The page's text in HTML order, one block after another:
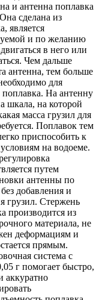
и антенна поплавка
сделана из
является
и по желанию
в него или
Чем дальше
антенна, тем больше
для
поплавка. На антенну
шкала, на которой
масса грузил для
Поплавок тем
приспособить к
на водоеме.
путем
антенны по
добавления и
грузил. Стержень
производится из
материала, не
деформациям и
прямым.
система с
г помогает быстро,
аккуратно